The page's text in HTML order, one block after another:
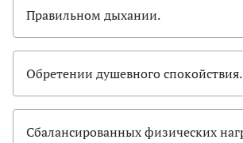
Правильном дыхании.
Обретении душевного спокойствия.
Сбалансированных физических